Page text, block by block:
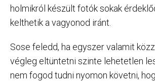
holmikról készült fotók sokak
kelthetik a vagyonod iránt.
Sose feledd, ha egyszer valamit
végleg eltüntetni szinte lehetetlen
nem fogod tudni nyomon követni,